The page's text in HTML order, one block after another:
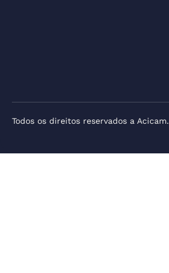
Todos os direitos reservados a Acicam.